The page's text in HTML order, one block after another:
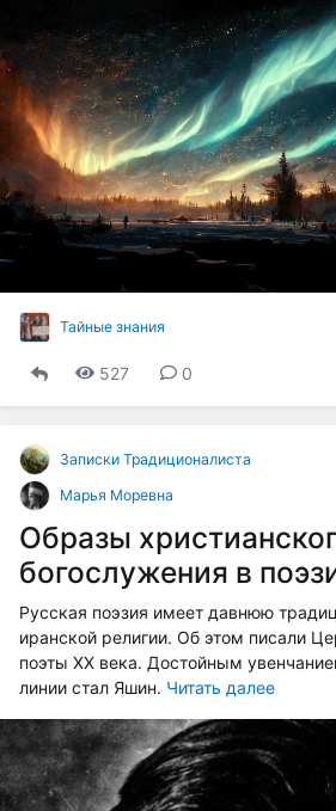
Тайные знания
527 0
Записки Традиционалиста
Марья Моревна
Образы
богослужения в
Русская поэзия имеет давнюю
иранской религии. Об этом писали
поэты ХХ века. Достойным
линии стал Яшин. Читать далее